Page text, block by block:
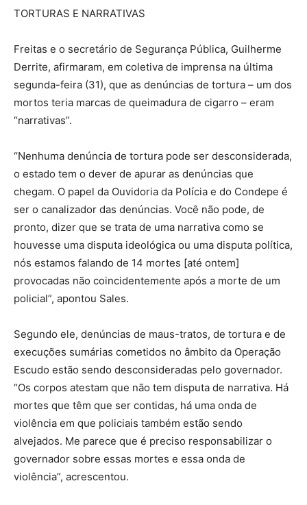
TORTURAS E NARRATIVAS
Freitas e o secretário de Segurança Pública, Guilherme
Derrite, afirmaram, em coletiva de imprensa na última
segunda-feira (31), que as denúncias de tortura – um dos
mortos teria marcas de queimadura de cigarro – eram
“narrativas”.
“Nenhuma denúncia de tortura pode ser desconsiderada,
o estado tem o dever de apurar as denúncias que
chegam. O papel da Ouvidoria da Polícia e do Condepe é
ser o canalizador das denúncias. Você não pode, de
pronto, dizer que se trata de uma narrativa como se
houvesse uma disputa ideológica ou uma disputa política,
nós estamos falando de 14 mortes [até ontem]
provocadas não coincidentemente após a morte de um
policial”, apontou Sales.
Segundo ele, denúncias de maus-tratos, de tortura e de
execuções sumárias cometidos no âmbito da Operação
Escudo estão sendo desconsideradas pelo governador.
“Os corpos atestam que não tem disputa de narrativa. Há
mortes que têm que ser contidas, há uma onda de
violência em que policiais também estão sendo
alvejados. Me parece que é preciso responsabilizar o
governador sobre essas mortes e essa onda de
violência”, acrescentou.